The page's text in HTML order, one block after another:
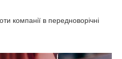
компанії в передноворічні